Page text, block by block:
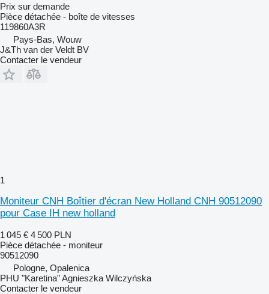
Prix sur demande
Pièce détachée - boîte de vitesses
119860A3R
Pays-Bas, Wouw
J&Th van der Veldt BV
Contacter le vendeur
1
Moniteur CNH Boîtier d'écran New Holland CNH 90512090
pour Case IH new holland
1 045 € 4 500 PLN
Pièce détachée - moniteur
90512090
Pologne, Opalenica
PHU "Karetina" Agnieszka Wilczyńska
Contacter le vendeur